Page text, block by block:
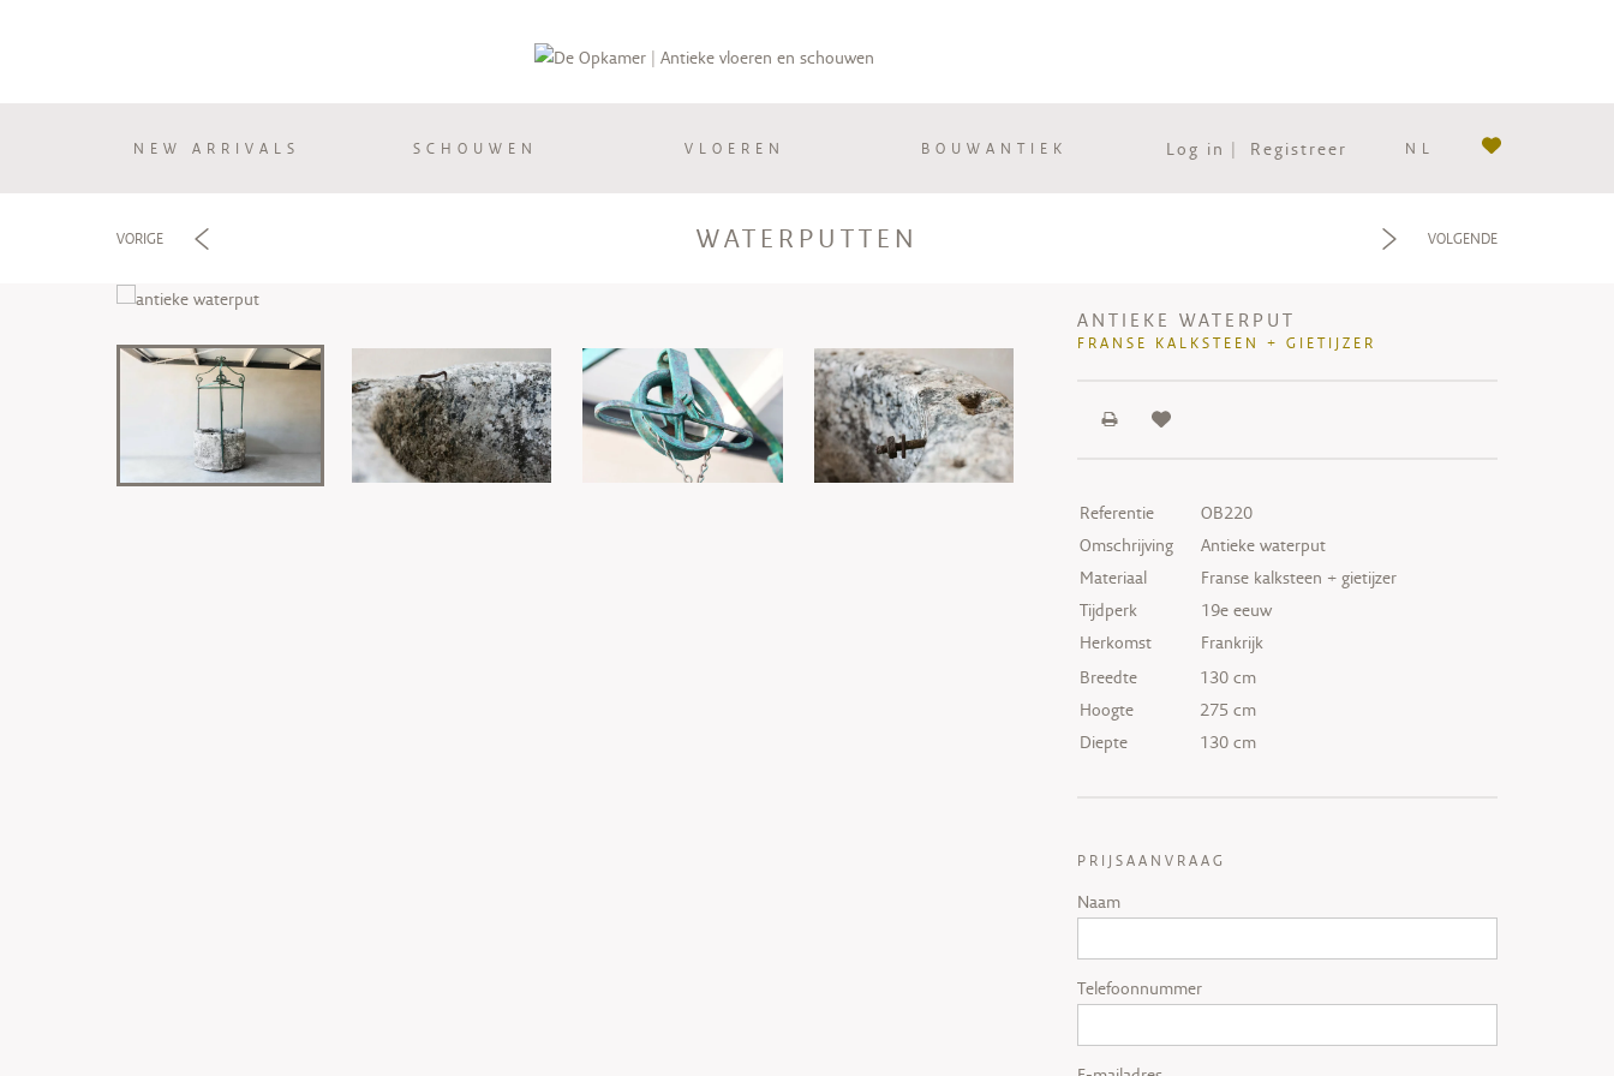
NEW ARRIVALS SCHOUWEN VLOEREN BOUWANTIEK Log in | Registreer NL
VORIGE e f VOLGENDE
WATERPUTTEN
ANTIEKE WATERPUT
FRANSE KALKSTEEN + GIETIJZER
Referentie
OB220
Omschrijving
Antieke waterput
Materiaal
Franse kalksteen + gietijzer
Tijdperk
19e eeuw
Herkomst
Frankrijk
Breedte
130 cm
Hoogte
275 cm
Diepte
130 cm
PRIJSAANVRAAG
Naam
Telefoonnummer